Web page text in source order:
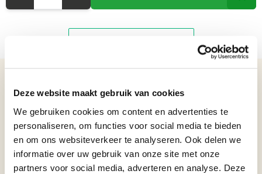
Deze website maakt gebruik van cookies
We gebruiken cookies om content en advertenties te
personaliseren, om functies voor social media te bieden
en om ons websiteverkeer te analyseren. Ook delen we
informatie over uw gebruik van onze site met onze
partners voor social media, adverteren en analyse. Deze
Boekensteun in de vorm van een Whippetkop van Gietijzer
Netto gewicht: 2.38 kg